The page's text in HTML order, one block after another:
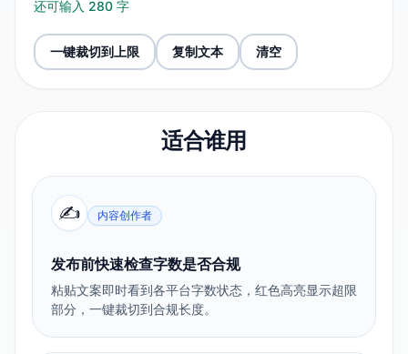
还可输入 280 字
一键裁切到上限 复制文本 清空
适合谁用
✍️ 内容创作者
发布前快速检查字数是否合规
粘贴文案即时看到各平台字数状态，红色高亮显示超限
部分，一键裁切到合规长度。